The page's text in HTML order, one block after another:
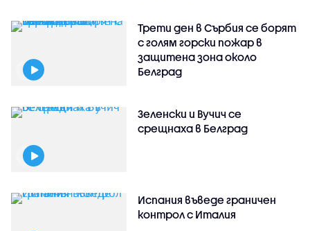
Трети ден в Сърбия се борят
с голям горски пожар в
защитена зона около
Белград
Зеленски и Вучич се
срещнаха в Белград
Испания въведе граничен
контрол с Италия